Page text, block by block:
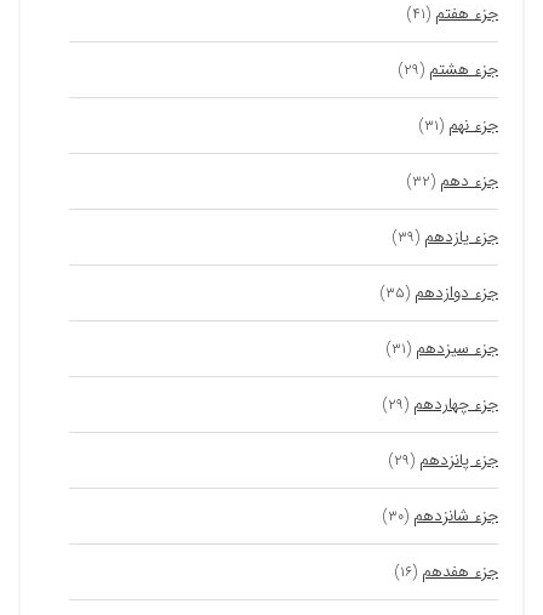
جزء هفتم (۴۱)
جزء هشتم (۲۹)
جزء نهم (۳۱)
جزء دهم (۳۲)
جزء یازدهم (۳۹)
جزء دوازدهم (۳۵)
جزء سیزدهم (۳۱)
جزء چهاردهم (۲۹)
جزء پانزدهم (۲۹)
جزء شانزدهم (۳۰)
جزء هفدهم (۱۶)